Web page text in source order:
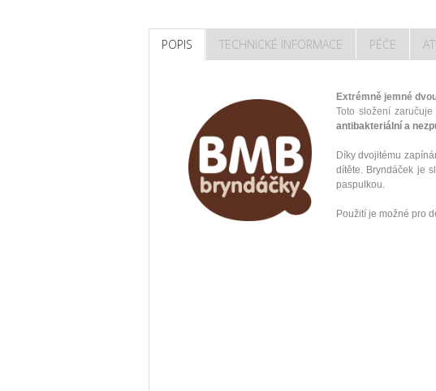
POPIS TECHNICKÉ INFORMACE PÉČE
Extrémně jemné
Toto složení
antibakteriální a
Díky dvojitému
dítěte. Bryndáček je
paspulkou.
Použití je možné pro